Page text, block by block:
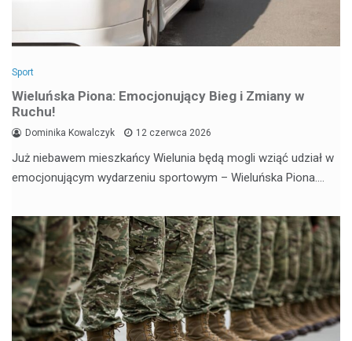
Sport
Wieluńska Piona: Emocjonujący Bieg i Zmiany w
Ruchu!
Dominika Kowalczyk 12 czerwca 2026
Już niebawem mieszkańcy Wielunia będą mogli wziąć udział w
emocjonującym wydarzeniu sportowym – Wieluńska Piona.…